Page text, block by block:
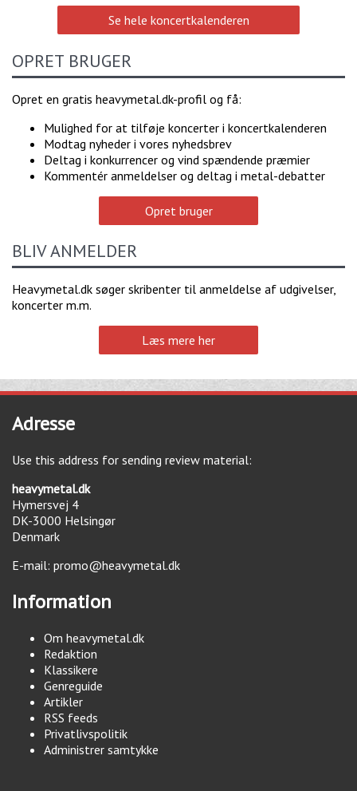
Se hele koncertkalenderen
OPRET BRUGER
Opret en gratis heavymetal.dk-profil og få:
Mulighed for at tilføje koncerter i koncertkalenderen
Modtag nyheder i vores nyhedsbrev
Deltag i konkurrencer og vind spændende præmier
Kommentér anmeldelser og deltag i metal-debatter
Opret bruger
BLIV ANMELDER
Heavymetal.dk søger skribenter til anmeldelse af udgivelser,
koncerter m.m.
Læs mere her
Adresse
Use this address for sending review material:
heavymetal.dk
Hymersvej 4
DK-3000 Helsingør
Denmark
E-mail: promo@heavymetal.dk
Information
Om heavymetal.dk
Redaktion
Klassikere
Genreguide
Artikler
RSS feeds
Privatlivspolitik
Administrer samtykke